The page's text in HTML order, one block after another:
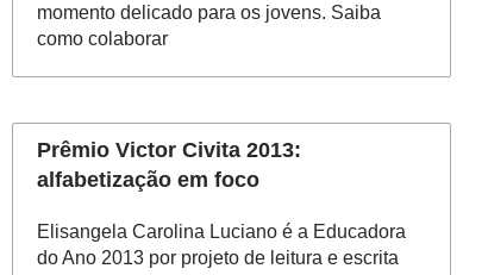
momento delicado para os jovens. Saiba
como colaborar
Prêmio Victor Civita 2013:
alfabetização em foco
Elisangela Carolina Luciano é a Educadora
do Ano 2013 por projeto de leitura e escrita